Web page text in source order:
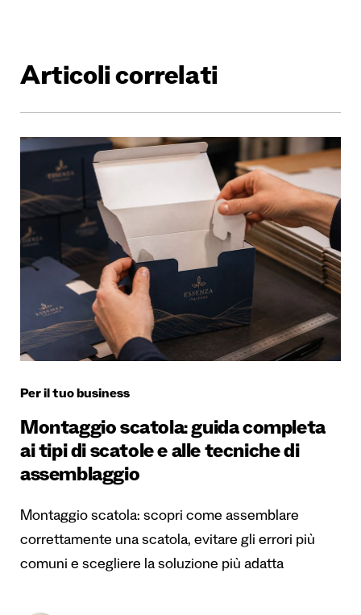
Articoli correlati
Per il tuo business
Montaggio scatola: guida completa
ai tipi di scatole e alle tecniche di
assemblaggio
Montaggio scatola: scopri come assemblare
correttamente una scatola, evitare gli errori più
comuni e scegliere la soluzione più adatta